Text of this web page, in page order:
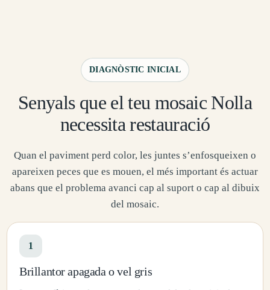
DIAGNÒSTIC INICIAL
Senyals que el teu mosaic Nolla
necessita restauració
Quan el paviment perd color, les juntes s’enfosqueixen o
apareixen peces que es mouen, el més important és actuar
abans que el problema avanci cap al suport o cap al dibuix
del mosaic.
1
Brillantor apagada o vel gris